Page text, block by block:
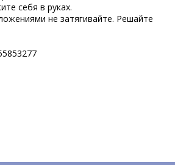
себя в руках.
не затягивайте. Решайте